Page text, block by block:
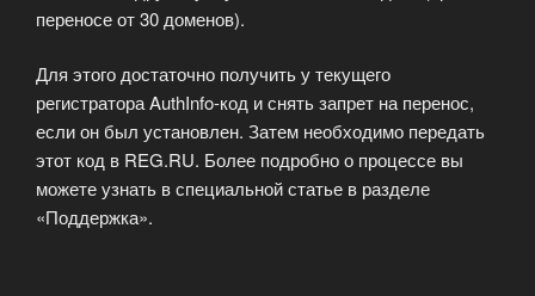
переносе от 30 доменов).
Для этого достаточно получить у текущего
регистратора AuthInfo-код и снять запрет на перенос,
если он был установлен. Затем необходимо передать
этот код в REG.RU. Более подробно о процессе вы
можете узнать в специальной статье в разделе
«Поддержка».